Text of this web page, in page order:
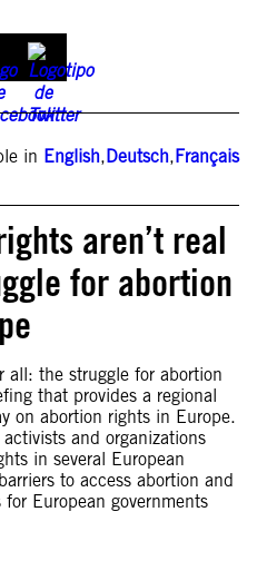
in English,Deutsch,Français
aren’t real
for abortion
all: the struggle for abortion
that provides a regional
on abortion rights in Europe.
and organizations
in several European
to access abortion and
European governments